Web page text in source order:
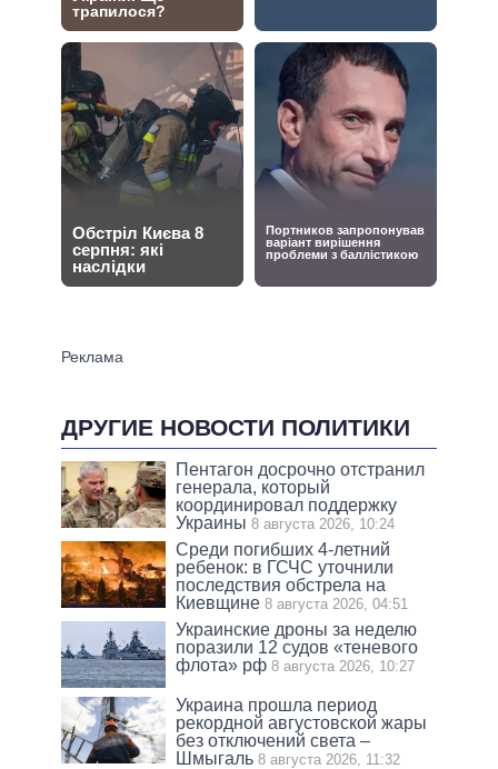
ДРУГИЕ НОВОСТИ ПОЛИТИКИ
Пентагон досрочно отстранил
генерала, который
координировал поддержку
Украины 8 августа 2026, 10:24
Среди погибших 4-летний
ребенок: в ГСЧС уточнили
последствия обстрела на
Киевщине 8 августа 2026, 04:51
Украинские дроны за неделю
поразили 12 судов «теневого
флота» рф 8 августа 2026, 10:27
Украина прошла период
рекордной августовской жары
без отключений света –
Шмыгаль 8 августа 2026, 11:32